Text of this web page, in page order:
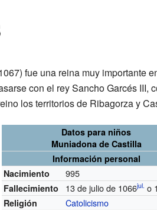
fue una reina muy importante
con el rey Sancho Garcés III,
los territorios de Ribagorza y
Datos para niños
Muniadona de Castilla
Información personal
Nacimiento
995
Fallecimiento 13 de julio de 1066jul. o
Religión Catolicismo